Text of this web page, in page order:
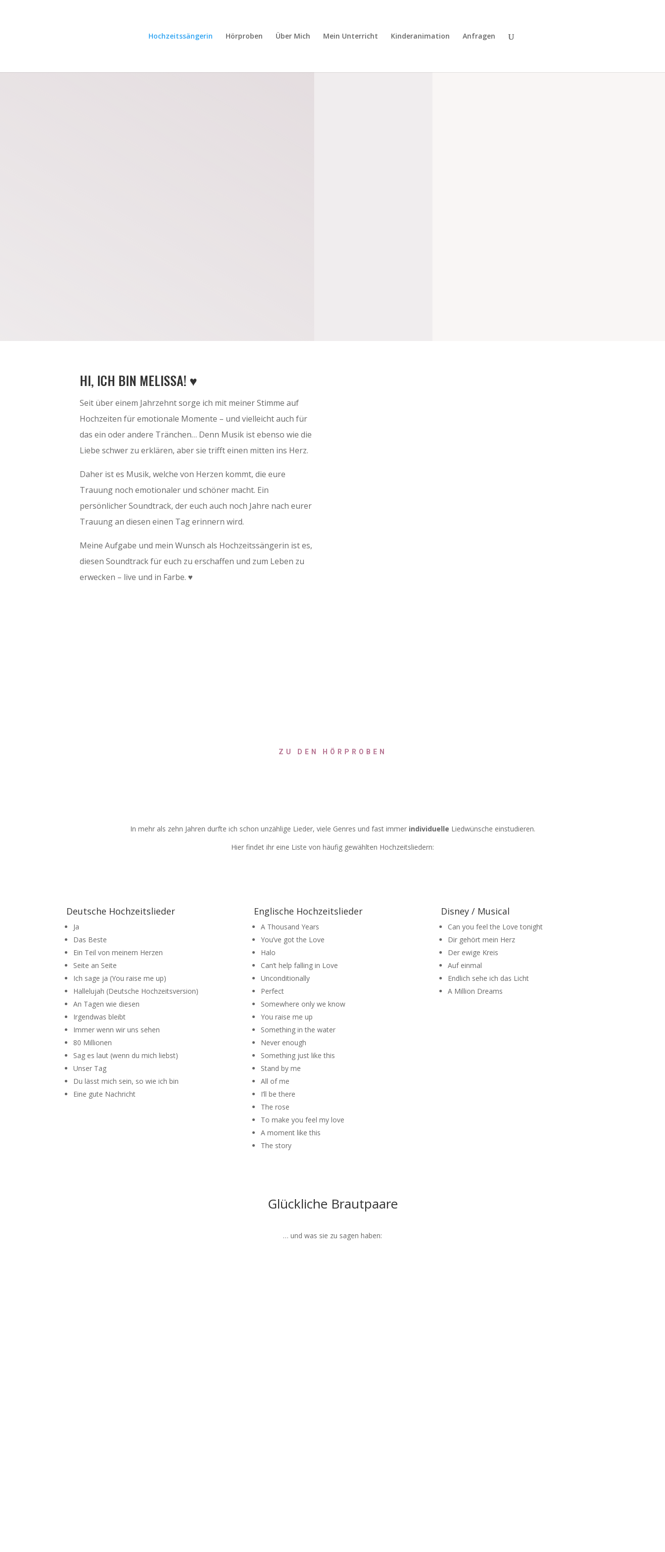
Hochzeitssängerin Hörproben Über Mich Mein Unterricht Kinderanimation Anfragen
HI, ICH BIN MELISSA! ♥
Seit über einem Jahrzehnt sorge ich mit meiner Stimme auf
Hochzeiten für emotionale Momente – und vielleicht auch für
das ein oder andere Tränchen… Denn Musik ist ebenso wie die
Liebe schwer zu erklären, aber sie trifft einen mitten ins Herz.
Daher ist es Musik, welche von Herzen kommt, die eure
Trauung noch emotionaler und schöner macht. Ein
persönlicher Soundtrack, der euch auch noch Jahre nach eurer
Trauung an diesen einen Tag erinnern wird.
Meine Aufgabe und mein Wunsch als Hochzeitssängerin ist es,
diesen Soundtrack für euch zu erschaffen und zum Leben zu
erwecken – live und in Farbe. ♥
ZU DEN HÖRPROBEN
In mehr als zehn Jahren durfte ich schon unzählige Lieder, viele Genres und fast immer individuelle Liedwünsche einstudieren.
Hier findet ihr eine Liste von häufig gewählten Hochzeitsliedern:
Deutsche Hochzeitslieder
Ja
Das Beste
Ein Teil von meinem Herzen
Seite an Seite
Ich sage ja (You raise me up)
Hallelujah (Deutsche Hochzeitsversion)
An Tagen wie diesen
Irgendwas bleibt
Immer wenn wir uns sehen
80 Millionen
Sag es laut (wenn du mich liebst)
Unser Tag
Du lässt mich sein, so wie ich bin
Eine gute Nachricht
Englische Hochzeitslieder
A Thousand Years
You’ve got the Love
Halo
Can’t help falling in Love
Unconditionally
Perfect
Somewhere only we know
You raise me up
Something in the water
Never enough
Something just like this
Stand by me
All of me
I’ll be there
The rose
To make you feel my love
A moment like this
The story
Disney / Musical
Can you feel the Love tonight
Dir gehört mein Herz
Der ewige Kreis
Auf einmal
Endlich sehe ich das Licht
A Million Dreams
Glückliche Brautpaare
… und was sie zu sagen haben: